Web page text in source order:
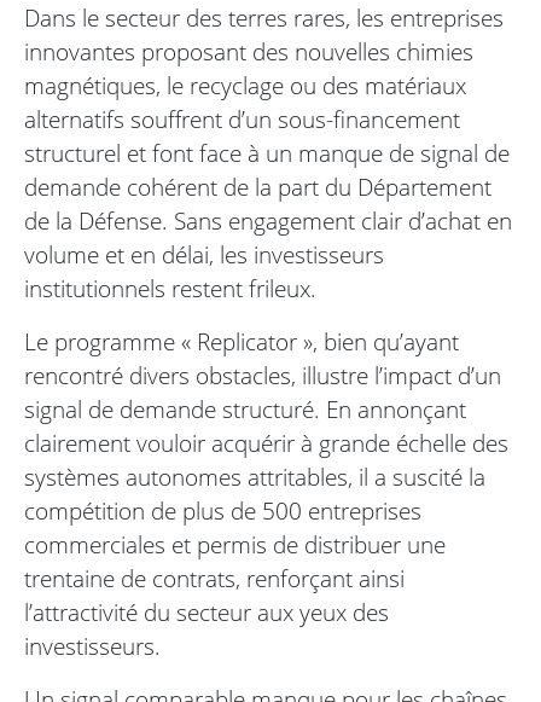
Dans le secteur des terres rares, les entreprises
innovantes proposant des nouvelles chimies
magnétiques, le recyclage ou des matériaux
alternatifs souffrent d’un sous-financement
structurel et font face à un manque de signal de
demande cohérent de la part du Département
de la Défense. Sans engagement clair d’achat en
volume et en délai, les investisseurs
institutionnels restent frileux.
Le programme « Replicator », bien qu’ayant
rencontré divers obstacles, illustre l’impact d’un
signal de demande structuré. En annonçant
clairement vouloir acquérir à grande échelle des
systèmes autonomes attritables, il a suscité la
compétition de plus de 500 entreprises
commerciales et permis de distribuer une
trentaine de contrats, renforçant ainsi
l’attractivité du secteur aux yeux des
investisseurs.